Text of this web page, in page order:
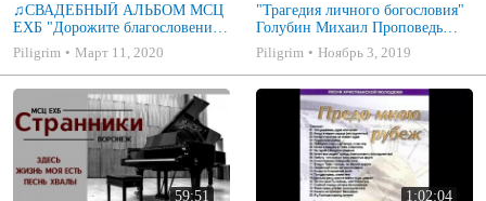
♫СВАДЕБНЫЙ АЛЬБОМ МСЦ
ЕХБ "Дорожите благословением
- Христианские песни.
Музыкальный диск. Псалмы
Piligrim Март 11, 2020
"Трагедия личного богословия"
Голубин Михаил Проповедь
2019
Piligrim Ноябрь 3, 2019
59:51 1:02:04